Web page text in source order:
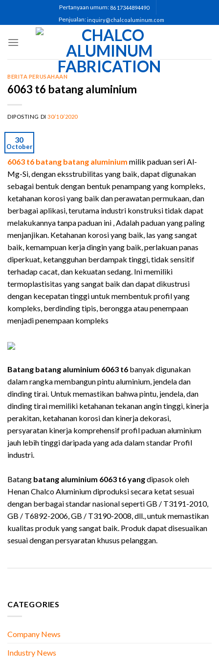
Pertanyaan umum: 86 17344894490
Penjualan:inquiry@chalcoaluminum.com
BERITA PERUSAHAAN
6063 t6 batang aluminium
DIPOSTING DI30/10/2020
30
October
6063 t6 batang batang aluminium milik paduan seri Al-
Mg-Si, dengan eksstrubilitas yang baik, dapat digunakan
sebagai bentuk dengan bentuk penampang yang kompleks,
ketahanan korosi yang baik dan perawatan permukaan, dan
berbagai aplikasi, terutama industri konstruksi tidak dapat
melakukannya tanpa paduan ini , Adalah paduan yang paling
menjanjikan. Ketahanan korosi yang baik, las yang sangat
baik, kemampuan kerja dingin yang baik, perlakuan panas
diperkuat, ketangguhan berdampak tinggi, tidak sensitif
terhadap cacat, dan kekuatan sedang. Ini memiliki
termoplastisitas yang sangat baik dan dapat dikustrusi
dengan kecepatan tinggi untuk membentuk profil yang
kompleks, berdinding tipis, berongga atau penempaan
menjadi penempaan kompleks
Batang batang aluminium 6063 t6 banyak digunakan
dalam rangka membangun pintu aluminium, jendela dan
dinding tirai. Untuk memastikan bahwa pintu, jendela, dan
dinding tirai memiliki ketahanan tekanan angin tinggi, kinerja
perakitan, ketahanan korosi dan kinerja dekorasi,
persyaratan kinerja komprehensif profil paduan aluminium
jauh lebih tinggi daripada yang ada dalam standar Profil
industri.
Batang batang aluminium 6063 t6 yangdipasok oleh
Henan Chalco Aluminium diproduksi secara ketat sesuai
dengan berbagai standar nasional seperti GB / T3191-2010,
GB / T6892-2006, GB / T3190-2008, dll., untuk memastikan
kualitas produk yang sangat baik. Produk dapat disesuaikan
sesuai dengan persyaratan khusus pelanggan.
CATEGORIES
Company News
Industry News